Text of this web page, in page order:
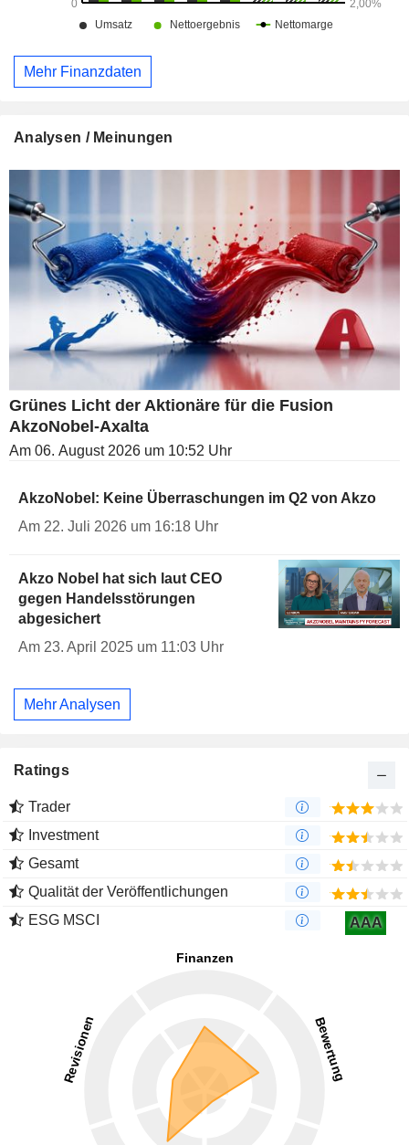
Mehr Finanzdaten
Analysen / Meinungen
Grünes Licht der Aktionäre für die Fusion
AkzoNobel-Axalta
Am 06. August 2026 um 10:52 Uhr
AkzoNobel: Keine Überraschungen im Q2 von Akzo
Am 22. Juli 2026 um 16:18 Uhr
Akzo Nobel hat sich laut CEO
gegen Handelsstörungen
abgesichert
Am 23. April 2025 um 11:03 Uhr
Mehr Analysen
Ratings
Trader
Investment
Gesamt
Qualität der Veröffentlichungen
ESG MSCI
AAA